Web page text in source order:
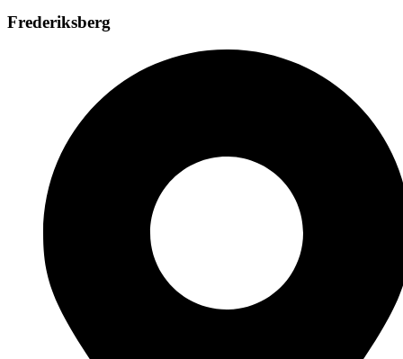
Frederiksberg